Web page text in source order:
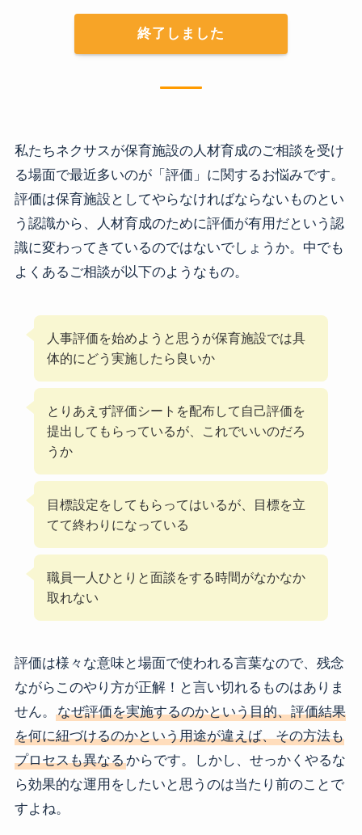
終了しました
私たちネクサスが保育施設の人材育成のご相談を受け
る場面で最近多いのが「評価」に関するお悩みです。
評価は保育施設としてやらなければならないものとい
う認識から、人材育成のために評価が有用だという認
識に変わってきているのではないでしょうか。中でも
よくあるご相談が以下のようなもの。
人事評価を始めようと思うが保育施設では具
体的にどう実施したら良いか
とりあえず評価シートを配布して自己評価を
提出してもらっているが、これでいいのだろ
うか
目標設定をしてもらってはいるが、目標を立
てて終わりになっている
職員一人ひとりと面談をする時間がなかなか
取れない
評価は様々な意味と場面で使われる言葉なので、残念
ながらこのやり方が正解！と言い切れるものはありま
せん。
なぜ評価を実施するのかという目的、評価結果
を何に紐づけるのかという用途が違えば、その方法も
プロセスも異なるからです。しかし、せっかくやるな
ら効果的な運用をしたいと思うのは当たり前のことで
すよね。